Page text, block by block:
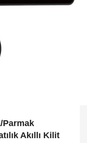
Parmak
Akıllı Kilit